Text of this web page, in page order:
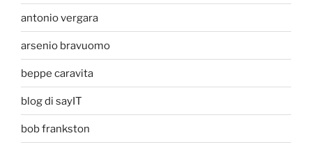
antonio vergara
arsenio bravuomo
beppe caravita
blog di sayIT
bob frankston